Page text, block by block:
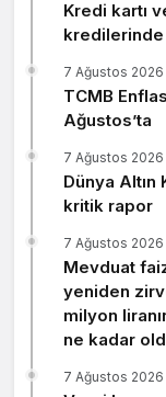
Gece Modu
Gece modunu
Sistem Modu
Sistem modunu
Kredi kartı
kredilerinde
TCMB
Ağustos’ta
7 Ağustos 2026
Dünya Altın
kritik rapor
7 Ağustos 2026
Mevduat
yeniden
milyon
ne kadar
7 Ağustos 2026
7 Ağustos 2026